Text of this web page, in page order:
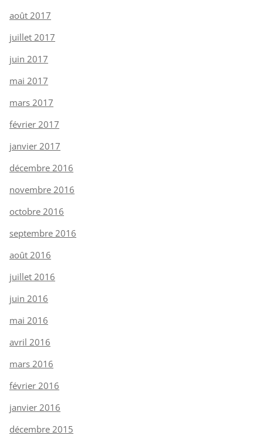
août 2017
juillet 2017
juin 2017
mai 2017
mars 2017
février 2017
janvier 2017
décembre 2016
novembre 2016
octobre 2016
septembre 2016
août 2016
juillet 2016
juin 2016
mai 2016
avril 2016
mars 2016
février 2016
janvier 2016
décembre 2015